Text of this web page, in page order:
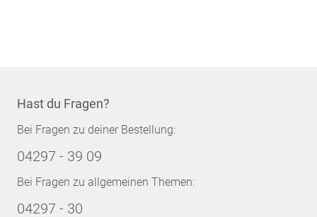
Hast du Fragen?
Bei Fragen zu deiner Bestellung:
04297 - 39 09
Bei Fragen zu allgemeinen Themen:
04297 - 30